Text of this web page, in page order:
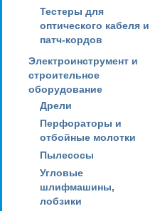
Тестеры для
оптического кабеля и
патч-кордов
Электроинструмент и
строительное
оборудование
Дрели
Перфораторы и
отбойные молотки
Пылесосы
Угловые
шлифмашины,
лобзики